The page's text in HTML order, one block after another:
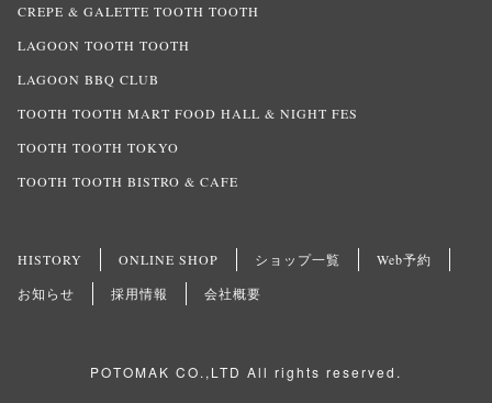
CREPE & GALETTE TOOTH TOOTH
LAGOON TOOTH TOOTH
LAGOON BBQ CLUB
TOOTH TOOTH MART FOOD HALL & NIGHT FES
TOOTH TOOTH TOKYO
TOOTH TOOTH BISTRO & CAFE
HISTORY ONLINE SHOP ショップ一覧
Web予約
お知らせ
採用情報 会社概要
POTOMAK CO.,LTD All rights reserved.